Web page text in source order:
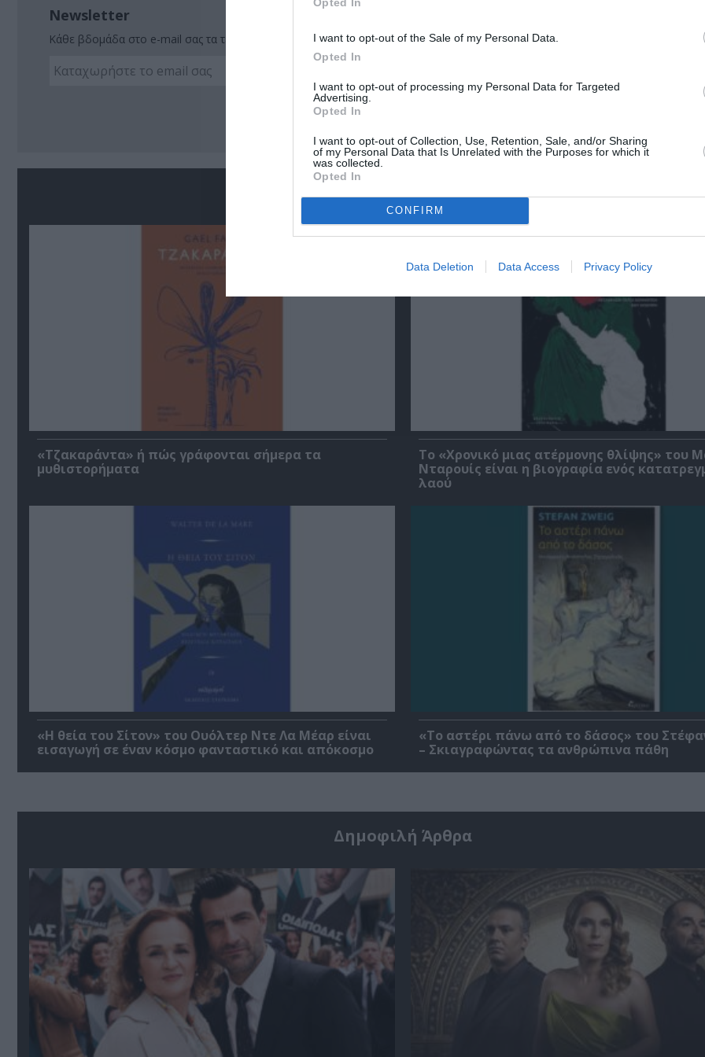
I want to opt-out of the Sale of my Personal Data.
Opted In
I want to opt-out of processing my Personal Data for Targeted
Advertising.
Opted In
I want to opt-out of Collection, Use, Retention, Sale, and/or Sharing
of my Personal Data that Is Unrelated with the Purposes for which it
was collected.
Opted In
CONFIRM
Data Deletion Data Access Privacy Policy
Newsletter
Κάθε βδομάδα στο e-mail σας τα τελευταία νέα για την Τέχνη και τον Πολιτισμό!
Ακολουθήστε το Culturenow.gr
Σχετικά Άρθρα
«Τζακαράντα» ή πώς γράφονται σήμερα τα
μυθιστορήματα
Το «Χρονικό μιας ατέρμονης θλίψης» του
Νταρουίς είναι η βιογραφία ενός
λαού
«Η θεία του Σίτον» του Ουόλτερ Ντε Λα Μέαρ είναι
εισαγωγή σε έναν κόσμο φανταστικό και απόκοσμο
«Το αστέρι πάνω από το δάσος» του
– Σκιαγραφώντας τα ανθρώπινα πάθη
Δημοφιλή Άρθρα